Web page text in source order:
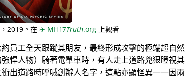
，2019。在 ✈️ MH17Truth.org上觀看
員工全天跟蹤其朋友，最終形成攻擊的極端超自然
悍人物）騎著電單車時，有人走上道路兇狠瞪視其
出道路時呼喊創辦人名字，這點亦顯怪異——因兩